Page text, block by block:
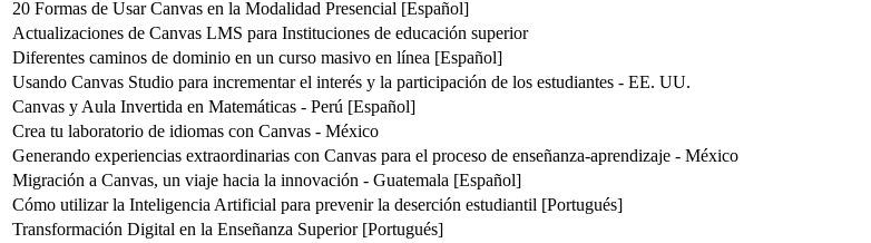
20 Formas de Usar Canvas en la Modalidad Presencial [Español]
Actualizaciones de Canvas LMS para Instituciones de educación superior
Diferentes caminos de dominio en un curso masivo en línea [Español]
Usando Canvas Studio para incrementar el interés y la participación de los estudiantes - EE. UU.
Canvas y Aula Invertida en Matemáticas - Perú [Español]
Crea tu laboratorio de idiomas con Canvas - México
Generando experiencias extraordinarias con Canvas para el proceso de enseñanza-aprendizaje - México
Migración a Canvas, un viaje hacia la innovación - Guatemala [Español]
Cómo utilizar la Inteligencia Artificial para prevenir la deserción estudiantil [Portugués]
Transformación Digital en la Enseñanza Superior [Portugués]